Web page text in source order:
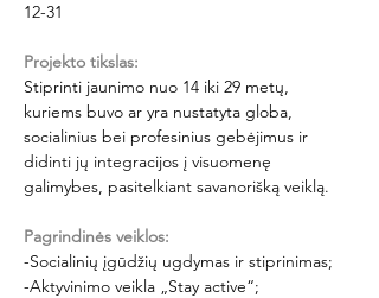
12-31
Projekto tikslas:
Stiprinti jaunimo nuo 14 iki 29 metų,
kuriems buvo ar yra nustatyta globa,
socialinius bei profesinius gebėjimus ir
didinti jų integracijos į visuomenę
galimybes, pasitelkiant savanorišką veiklą.
Pagrindinės veiklos:
-Socialinių įgūdžių ugdymas ir stiprinimas;
-Aktyvinimo veikla „Stay active“;